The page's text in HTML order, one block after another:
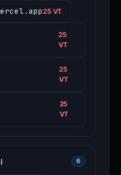
25 VT
25
VT
25
VT
25
VT
6